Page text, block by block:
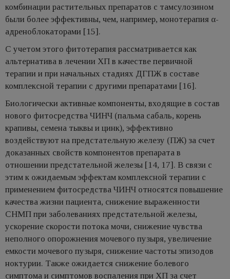
комбинации растительных препаратов с тамсулозином
были более эффективны, чем, например, монотерапия α-
адреноблокаторами [15].
С учетом этого фитотерапия рассматривается как
альтернатива в лечении ХП в качестве первичной
терапии и при начальных стадиях ДГПЖ в составе
комплексной терапии с другими препаратами [16].
Биологически активные компоненты, входящие в состав
нового фитосредства ЧИНЧ (пальма сабаль, корень
крапивы, семена тыквы и цинк), эффективно
воздействуют на предстательную железу (ПЖ) за счет
доказанных свойств компонентов препарата в
отношении предстательной железы [14, 17]. В связи с
этим к ожидаемым эффектам комплексной терапии с
применением фитосредства ЧИНЧ относятся повышение
качества жизни пациента, cнижение выраженности
СНМП при заболеваниях предстательной железы,
ускорение скорости потока мочи, снижение чувства
неполного опорожнения мочевого пузыря, увеличение
емкости мочевого пузыря, снижение частоты эпизодов
ноктурии. Также ожидается снижение болевого
симптома и симптомов воспаления при ХП за счет